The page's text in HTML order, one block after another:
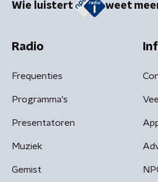
Wie luistert weet
Radio
Frequenties
Programma's
Presentatoren
Muziek
Gemist